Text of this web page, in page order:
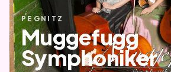
PEGNITZ
Muggefugg
Symphoniker